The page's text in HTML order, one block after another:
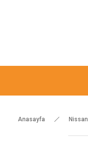
Anasayfa Nissan